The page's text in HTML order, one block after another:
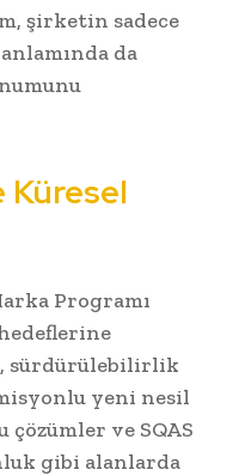
şirketin sadece
da
Küresel
Programı
sürdürülebilirlik
yeni nesil
çözümler ve SQAS
gibi alanlarda